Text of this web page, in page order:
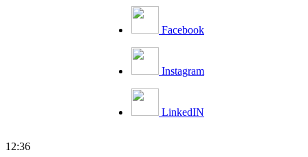
Facebook
Instagram
LinkedIN
12:36